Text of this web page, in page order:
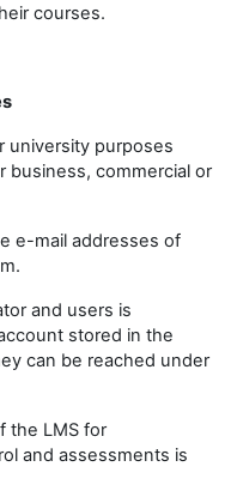
courses.
university purposes
business, commercial or
e-mail addresses of
and users is
stored in the
can be reached under
the LMS for
and assessments is